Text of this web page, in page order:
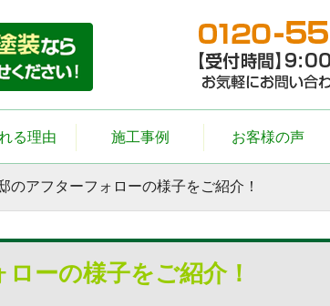
る理由 施工事例 お客様の声
のアフターフォローの様子をご紹介！
ーの様子をご紹介！